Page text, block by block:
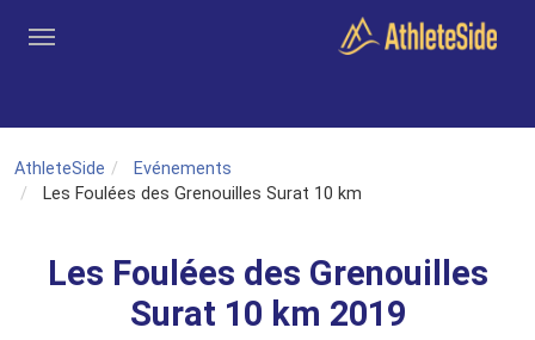
AthleteSide
Evénements
Les Foulées des Grenouilles Surat 10 km
Les Foulées des Grenouilles
Surat 10 km 2019